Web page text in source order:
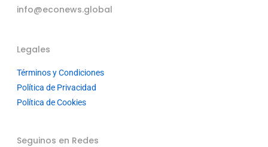
info@econews.global
Legales
Términos y Condiciones
Política de Privacidad
Política de Cookies
Seguinos en Redes